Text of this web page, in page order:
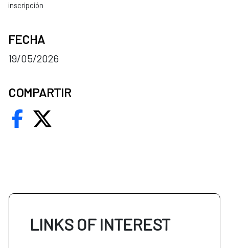
inscripción
FECHA
19/05/2026
COMPARTIR
LINKS OF INTEREST